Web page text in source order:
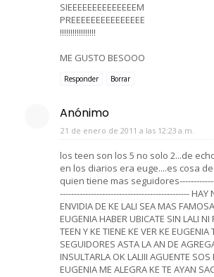
SIEEEEEEEEEEEEEEM
PREEEEEEEEEEEEEEE
!!!!!!!!!!!!!!!!!
ME GUSTO BESOOO
Responder Borrar
Anónimo
21 de enero de 2011 a las 12:23 a.m.
los teen son los 5 no solo 2...de
en los diarios era euge....es cosa
quien tiene mas
---------------------------------------------- HAY
ENVIDIA DE KE LALI SEA MAS
EUGENIA HABER UBICATE SIN LALI NI
TEEN Y KE TIENE KE VER KE EUGENIA
SEGUIDORES ASTA LA AN DE
INSULTARLA OK LALIII AGUENTE SOS
EUGENIA ME ALEGRA KE TE AYAN